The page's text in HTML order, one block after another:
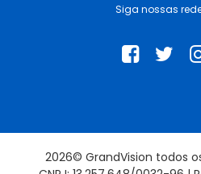
Siga nossas
2026© GrandVision todos